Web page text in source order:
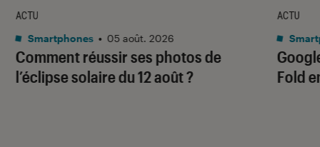
Comment réussir ses photos de
l’éclipse solaire du 12 août ?
ACTU
Smartphones • 05 août. 2026
Fold
ACTU